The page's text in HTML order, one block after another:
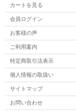
カートを見る
会員ログイン
お客様の声
ご利用案内
特定商取引法表示
個人情報の取扱い
サイトマップ
お問い合わせ